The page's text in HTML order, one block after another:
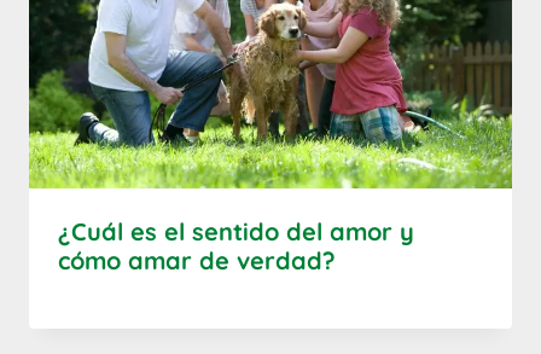
¿Cuál es el sentido del amor y
cómo amar de verdad?